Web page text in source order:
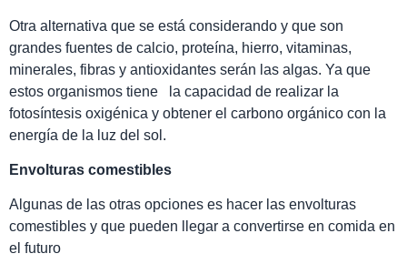
Otra alternativa que se está considerando y que son
grandes fuentes de calcio, proteína, hierro, vitaminas,
minerales, fibras y antioxidantes serán las algas. Ya que
estos organismos tiene la capacidad de realizar la
fotosíntesis oxigénica y obtener el carbono orgánico con la
energía de la luz del sol.
Envolturas comestibles
Algunas de las otras opciones es hacer las envolturas
comestibles y que pueden llegar a convertirse en comida en
el futuro